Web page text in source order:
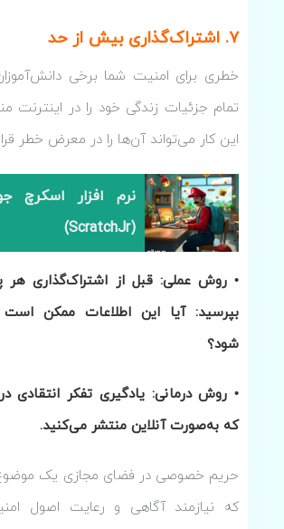
۷. اشتراک‌گذاری بیش از حد
خطری برای امنیت شما برخی
تمام جزئیات زندگی خود را در اینترنت
این کار می‌تواند آن‌ها را در معرض خطر
نرم افزار اسکرچ
(ScratchJr)
• روش عملی: قبل از اشتراک‌گذاری هر
بپرسید: آیا این اطلاعات ممکن است
شود؟
• روش درمانی: یادگیری تفکر انتقادی
که به‌صورت آنلاین منتشر می‌کنید.
حریم خصوصی در فضای مجازی یک
که نیازمند آگاهی و رعایت اصول